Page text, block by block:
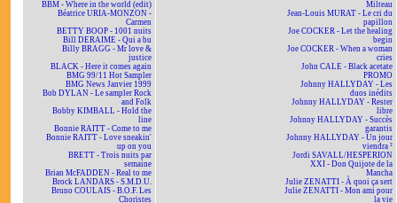
BBM - Where in the world (edit)
Béatrice URIA-MONZON -
Carmen
BETTY BOOP - 1001 nuits
Bill DERAIME - Qui a bu
Billy BRAGG - Mr love &
justice
BLACK - Here it comes again
BMG 99/11 Hot Sampler
BMG News Janvier 1999
Bob DYLAN - Le sampler Rock
and Folk
Bobby KIMBALL - Hold the
line
Bonnie RAITT - Come to me
Bonnie RAITT - Love sneakin'
up on you
BRETT - Trois nuits par
semaine
Brian McFADDEN - Real to me
Brock LANDARS - S.M.D.U.
Bruno COULAIS - B.O.F. Les
Choristes
Milteau
Jean-Louis MURAT - Le cri du
papillon
Joe COCKER - Let the healing
begin
Joe COCKER - When a woman
cries
John CALE - Black acetate
PROMO
Johnny HALLYDAY - Les
duos inédits
Johnny HALLYDAY - Rester
libre
Johnny HALLYDAY - Succès
garantis
Johnny HALLYDAY - Un jour
viendra ²
Jordi SAVALL/HESPERION
XXI - Don Quijote de la
Mancha
Julie ZENATTI - À quoi ça sert
Julie ZENATTI - Mon ami pour
la vie